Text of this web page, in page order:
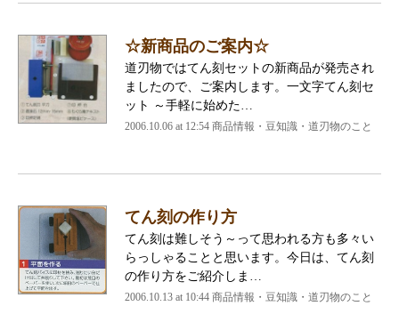
☆新商品のご案内☆
道刃物ではてん刻セットの新商品が発売され
ましたので、ご案内します。一文字てん刻セ
ット ～手軽に始めた…
2006.10.06 at 12:54 商品情報・豆知識・道刃物のこと
てん刻の作り方
てん刻は難しそう～って思われる方も多々い
らっしゃることと思います。今日は、てん刻
の作り方をご紹介しま…
2006.10.13 at 10:44 商品情報・豆知識・道刃物のこと